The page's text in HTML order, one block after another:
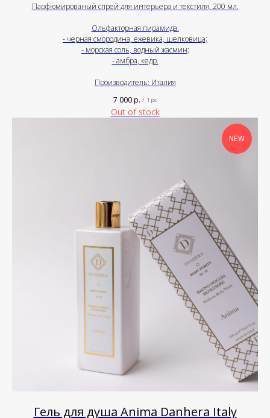
Парфюмированый спрей для интерьера и текстиля, 200 мл.
Ольфакторная пирамида:
- черная смородина, ежевика, шелковица;
- морская соль, водный жасмин;
- амбра, кедр.
Производитель: Италия
7 000р. / 1 pc
Out of stock
NEW
Гель для душа Anima Danhera Italy